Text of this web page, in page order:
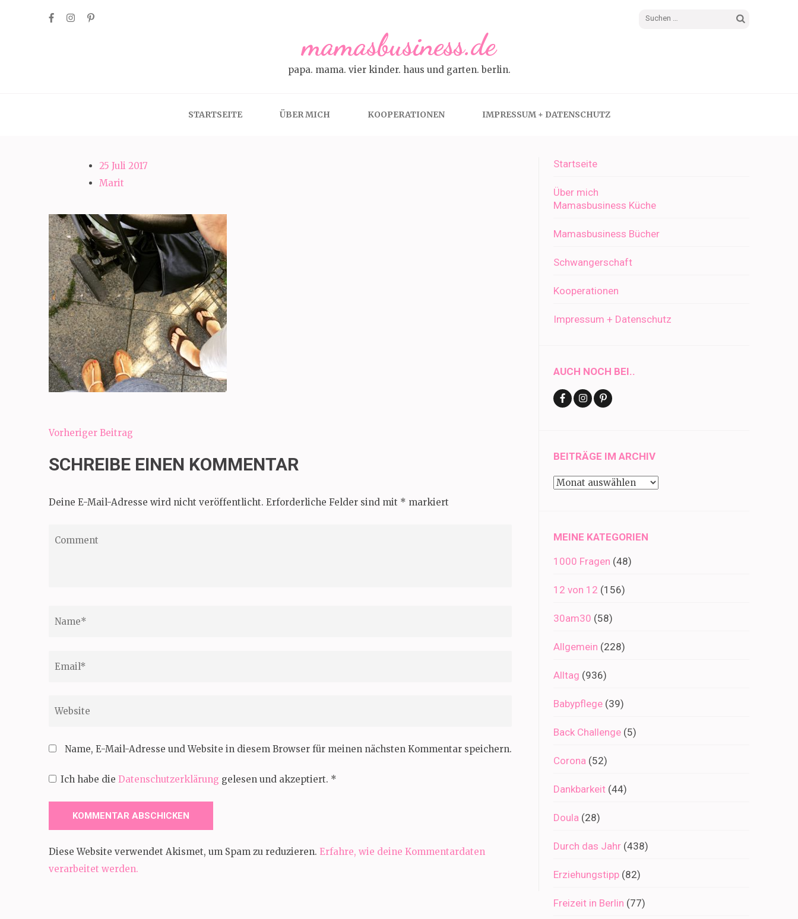
Suchen
mamasbusiness.de
papa. mama. vier kinder. haus und garten. berlin.
STARTSEITE ÜBER MICH KOOPERATIONEN IMPRESSUM + DATENSCHUTZ
25 Juli 2017
Marit
Beitragsnavigation
Vorheriger Beitrag
SCHREIBE EINEN KOMMENTAR
Deine E-Mail-Adresse wird nicht veröffentlicht. Erforderliche Felder sind mit * markiert
Name, E-Mail-Adresse und Website in diesem Browser für meinen nächsten Kommentar speichern.
Ich habe die Datenschutzerklärung gelesen und akzeptiert. *
Diese Website verwendet Akismet, um Spam zu reduzieren. Erfahre, wie deine Kommentardaten
verarbeitet werden.
Startseite
Über mich
Mamasbusiness Küche
Mamasbusiness Bücher
Schwangerschaft
Kooperationen
Impressum + Datenschutz
AUCH NOCH BEI..
BEITRÄGE IM ARCHIV
Beiträge
MEINE KATEGORIEN
1000 Fragen (48)
12 von 12 (156)
30am30 (58)
Allgemein (228)
Alltag (936)
Babypflege (39)
Back Challenge (5)
Corona (52)
Dankbarkeit (44)
Doula (28)
Durch das Jahr (438)
Erziehungstipp (82)
Freizeit in Berlin (77)